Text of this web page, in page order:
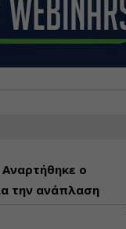
Αναρτήθηκε ο
την ανάπλαση